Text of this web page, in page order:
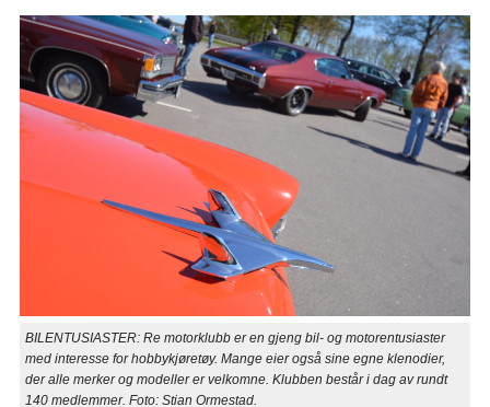
BILENTUSIASTER: Re motorklubb er en gjeng bil- og motorentusiaster
med interesse for hobbykjøretøy. Mange eier også sine egne klenodier,
der alle merker og modeller er velkomne. Klubben består i dag av rundt
140 medlemmer. Foto: Stian Ormestad.